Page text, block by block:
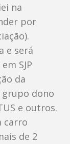
na
por
e será
SJP
da
grupo dono
e outros.
carro
de 2